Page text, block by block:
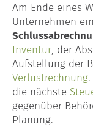
Am Ende eines
Unternehmen
Inventur, der
Aufstellung der
Verlustrechnung
die nächste
gegenüber
Planung.